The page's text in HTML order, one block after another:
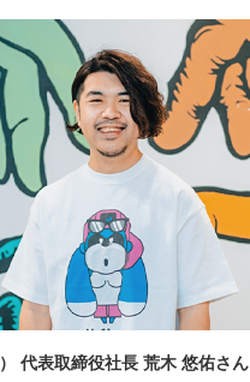
代表取締役社長 荒木 悠佑さん